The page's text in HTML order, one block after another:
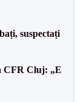
suspectați
CFR Cluj: „E